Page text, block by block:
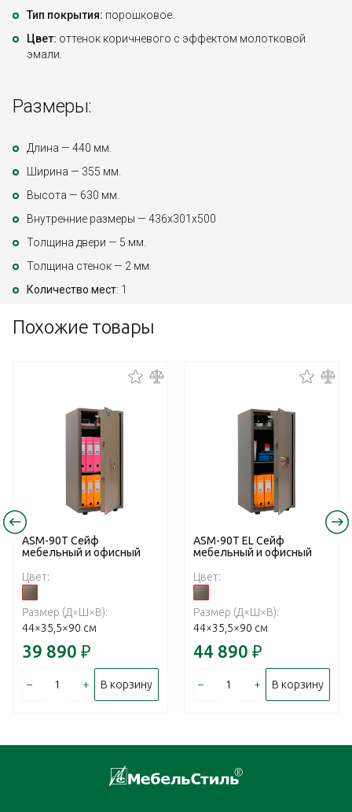
Тип покрытия: порошковое.
Цвет: оттенок коричневого с эффектом молотковой
эмали.
Размеры:
Длина — 440 мм.
Ширина — 355 мм.
Высота — 630 мм.
Внутренние размеры — 436х301х500
Толщина двери — 5 мм.
Толщина стенок — 2 мм.
Количество мест: 1
Похожие товары
ASM-90T Сейф
мебельный и офисный
Цвет:
Размер (Д×Ш×В):
44×35,5×90 см
39 890 ₽
– + В корзину
ASM-90T EL Сейф
мебельный и офисный
Цвет:
Размер (Д×Ш×В):
44×35,5×90 см
44 890 ₽
– + В корзину